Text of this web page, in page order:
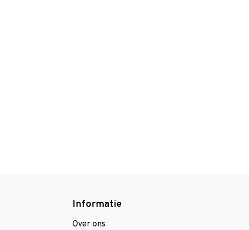
Informatie
Over ons